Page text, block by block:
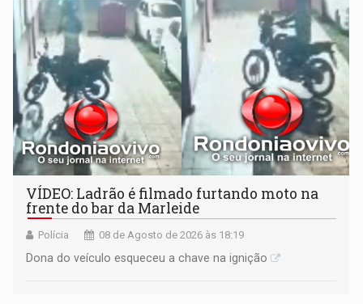
VÍDEO: Ladrão é filmado furtando moto na
frente do bar da Marleide
Polícia 08 de Agosto de 2026 às 18:19
Dona do veículo esqueceu a chave na ignição